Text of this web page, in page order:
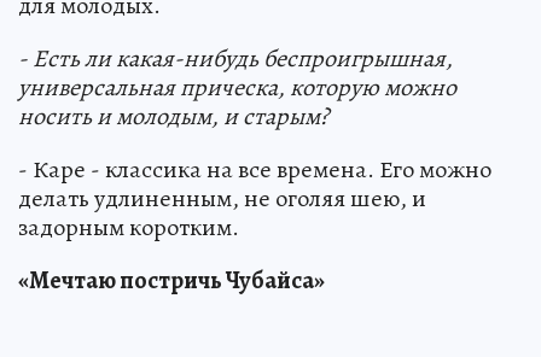
- Есть ли какая-нибудь беспроигрышная,
универсальная прическа, которую можно
носить и молодым, и старым?
- Каре - классика на все времена. Его можно
делать удлиненным, не оголяя шею, и
задорным коротким.
«Мечтаю постричь Чубайса»